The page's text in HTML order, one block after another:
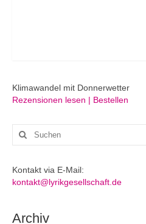
Klimawandel mit Donnerwetter
Rezensionen lesen | Bestellen
Suchen
nach:
Kontakt via E-Mail:
kontakt@lyrikgesellschaft.de
Archiv